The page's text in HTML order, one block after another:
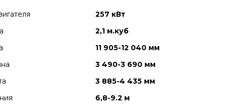
257 кВт
2,1 м.куб
11 905-12 040 мм
3 490-3 690 мм
3 885-4 435 мм
6,8-9.2 м